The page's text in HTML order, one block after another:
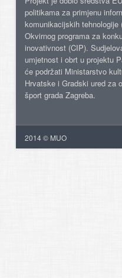
politikama za primjenu
komunikacijskih
Okvirnog programa za
inovativnost (CIP).
umjetnost i obrt u projektu
će podržati Ministarstvo
Hrvatske i Gradski ured za
šport grada Zagreba.
2014 © MUO